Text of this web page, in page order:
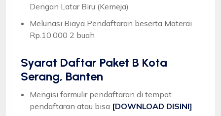
Dengan Latar Biru (Kemeja)
Melunasi Biaya Pendaftaran beserta Materai
Rp.10.000 2 buah
Syarat Daftar Paket B Kota
Serang, Banten
Mengisi formulir pendaftaran di tempat
pendaftaran atau bisa [DOWNLOAD DISINI]